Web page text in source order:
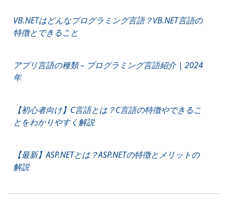
VB.NETはどんなプログラミング言語？VB.NET言語の
特徴とできること
アプリ言語の種類 – プログラミング言語紹介 | 2024
年
【初心者向け】C言語とは？C言語の特徴やできるこ
とをわかりやすく解説
【最新】ASP.NETとは？ASP.NETの特徴とメリットの
解説